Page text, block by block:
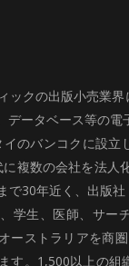
ックの出版小売業
データベース等の
のバンコクに設立
複数の会社を法人
で30年近く、出版
学生、医師、サー
ーストラリアを商
す。1,500以上の組